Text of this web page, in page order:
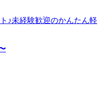
♪未経験歓迎のかんたん軽